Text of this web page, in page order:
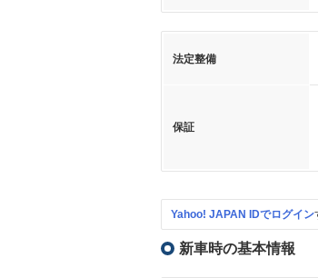
法定整備
保証
Yahoo! JAPAN IDでログイン
新車時の基本情報